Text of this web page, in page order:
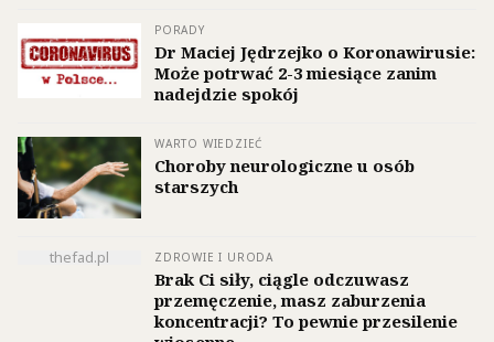
PORADY
Dr Maciej Jędrzejko o Koronawirusie:
Może potrwać 2-3 miesiące zanim
nadejdzie spokój
WARTO WIEDZIEĆ
Choroby neurologiczne u osób
starszych
thefad.pl ZDROWIE I URODA
Brak Ci siły, ciągle odczuwasz
przemęczenie, masz zaburzenia
koncentracji? To pewnie przesilenie